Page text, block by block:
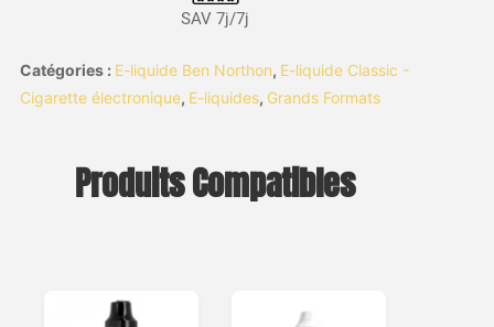
SAV 7j/7j
Catégories : E-liquide Ben Northon, E-liquide Classic -
Cigarette électronique, E-liquides, Grands Formats
Produits Compatibles